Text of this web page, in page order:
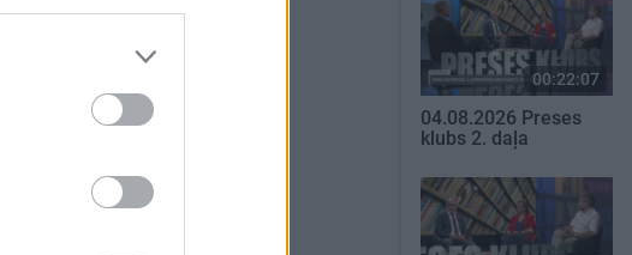
00:22:07
04.08.2026 Preses
klubs 2. daļa